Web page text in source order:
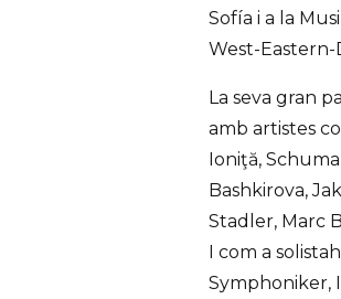
Sofía i a la
West-
La seva gran
amb artistes
Ioniţă,
Bashkirova,
Stadler, Marc
I com a
Symphoniker,